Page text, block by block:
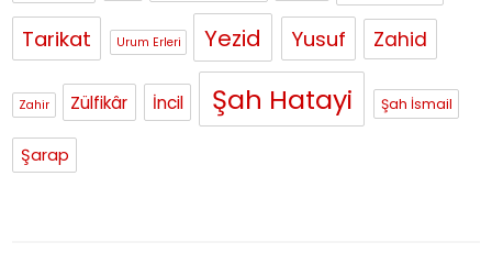
Tarikat Urum Erleri Yezid Yusuf Zahid
Zahir Zülfikâr İncil Şah Hatayi Şah İsmail
Şarap